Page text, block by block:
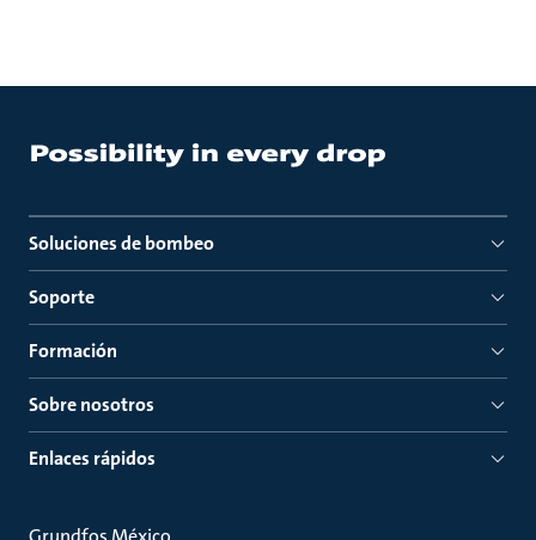
Soluciones de bombeo
Soporte
Formación
Sobre nosotros
Enlaces rápidos